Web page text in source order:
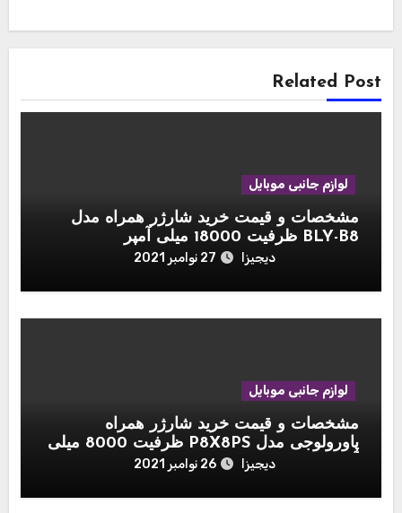
Related Post
لوازم جانبی موبایل
مشخصات و قیمت خرید شارژر همراه مدل
BLY-B8 ظرفیت 18000 میلی آمپر
دیجیزا 27 نوامبر 2021
لوازم جانبی موبایل
مشخصات و قیمت خرید شارژر همراه
پاورولوجی مدل P8X8PS ظرفیت 8000 میلی
آمپر ساعت مجموعه ۳ عددی به همراه پایه
دیجیزا 26 نوامبر 2021